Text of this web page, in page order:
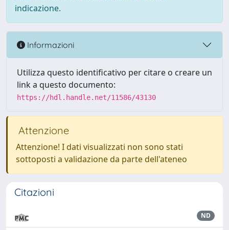
indicazione.
Informazioni
Utilizza questo identificativo per citare o creare un
link a questo documento:
https://hdl.handle.net/11586/43130
Attenzione
Attenzione! I dati visualizzati non sono stati
sottoposti a validazione da parte dell'ateneo
Citazioni
ND